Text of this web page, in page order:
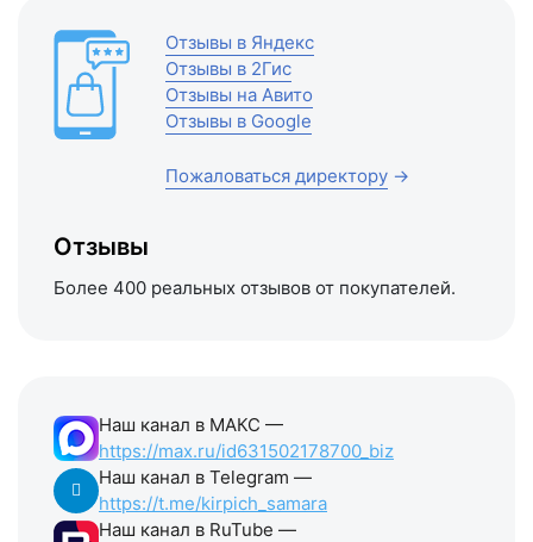
Отзывы в Яндекс
Отзывы в 2Гис
Отзывы на Авито
Отзывы в Google
Пожаловаться директору →
Отзывы
Более 400 реальных отзывов от покупателей.
Наш канал в МАКС —
https://max.ru/id631502178700_biz
Наш канал в Telegram —
https://t.me/kirpich_samara
Наш канал в RuTube —